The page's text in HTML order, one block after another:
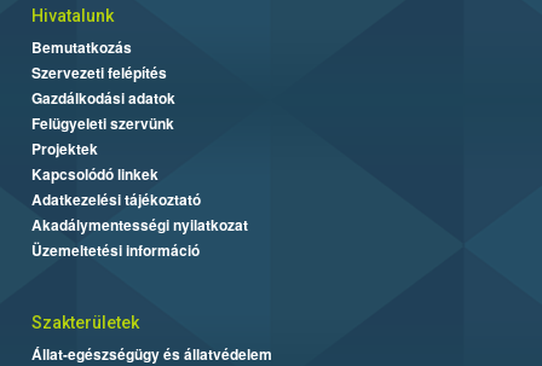
Hivatalunk
Bemutatkozás
Szervezeti felépítés
Gazdálkodási adatok
Felügyeleti szervünk
Projektek
Kapcsolódó linkek
Adatkezelési tájékoztató
Akadálymentességi nyilatkozat
Üzemeltetési információ
Szakterületek
Állat-egészségügy és állatvédelem